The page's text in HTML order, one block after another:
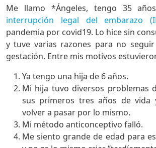
Me llamo *Ángeles, tengo 35
interrupción legal del embarazo
pandemia por covid19. Lo hice sin
y tuve varias razones para no
gestación. Entre mis motivos
Ya tengo una hija de 6 años.
Mi hija tuvo diversos problemas
sus primeros tres años de
volver a pasar por lo mismo.
Mi método anticonceptivo falló.
Me siento grande de edad para